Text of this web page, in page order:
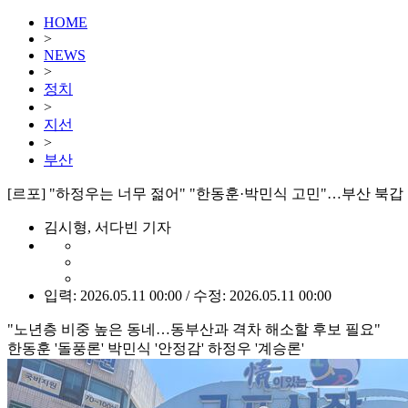
HOME
>
NEWS
>
정치
>
지선
>
부산
[르포] "하정우는 너무 젊어" "한동훈·박민식 고민"…부산 북갑
김시형, 서다빈 기자
입력: 2026.05.11 00:00 / 수정: 2026.05.11 00:00
"노년층 비중 높은 동네…동부산과 격차 해소할 후보 필요"
한동훈 '돌풍론' 박민식 '안정감' 하정우 '계승론'